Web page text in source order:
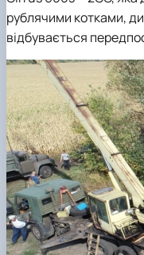
рублячими котками,
відбувається